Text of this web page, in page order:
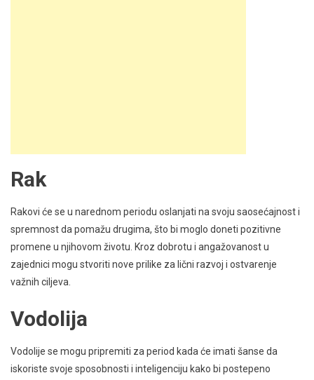
Rak
Rakovi će se u narednom periodu oslanjati na svoju saosećajnost i
spremnost da pomažu drugima, što bi moglo doneti pozitivne
promene u njihovom životu. Kroz dobrotu i angažovanost u
zajednici mogu stvoriti nove prilike za lični razvoj i ostvarenje
važnih ciljeva.
Vodolija
Vodolije se mogu pripremiti za period kada će imati šanse da
iskoriste svoje sposobnosti i inteligenciju kako bi postepeno